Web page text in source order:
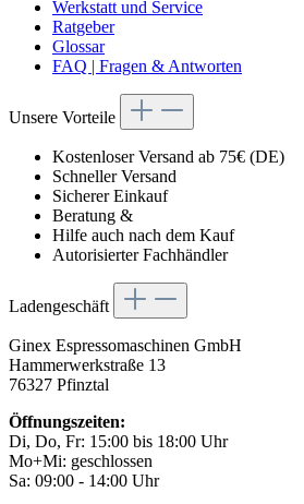
Werkstatt und Service
Ratgeber
Glossar
FAQ | Fragen & Antworten
Unsere Vorteile
Kostenloser Versand ab 75€ (DE)
Schneller Versand
Sicherer Einkauf
Beratung &
Hilfe auch nach dem Kauf
Autorisierter Fachhändler
Ladengeschäft
Ginex Espressomaschinen GmbH
Hammerwerkstraße 13
76327 Pfinztal
Öffnungszeiten:
Di, Do, Fr: 15:00 bis 18:00 Uhr
Mo+Mi: geschlossen
Sa: 09:00 - 14:00 Uhr